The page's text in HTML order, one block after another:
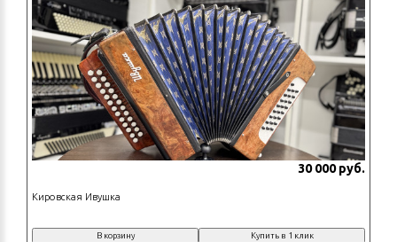
30 000 руб.
Кировская Ивушка
В корзину Купить в 1 клик